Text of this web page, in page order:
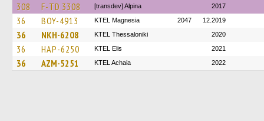
308 F-TD 3308 [transdev] Alpina 2017
36 BOY-4913 ΚΤΕL Magnesia 2047 12.2019
36 NKH-6208 KTEL Thessaloniki 2020
36 HAP-6250 KTEL Elis 2021
36 AZM-5251 KTEL Achaia 2022